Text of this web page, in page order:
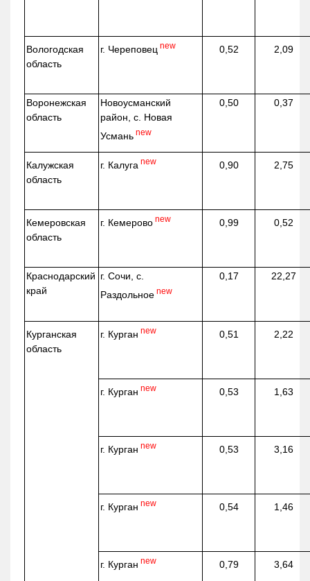
Вологодская
область
г. Череповец new 0,52 2,09
Воронежская
область
Новоусманский
район, с. Новая
Усмань new
0,50 0,37
Калужская
область
г. Калуга new 0,90 2,75
Кемеровская
область
г. Кемерово new 0,99 0,52
Краснодарский
край
г. Сочи, с.
Раздольное new
0,17 22,27
Курганская
область
г. Курган new 0,51 2,22
г. Курган new 0,53 1,63
г. Курган new 0,53 3,16
г. Курган new 0,54 1,46
г. Курган new 0,79 3,64